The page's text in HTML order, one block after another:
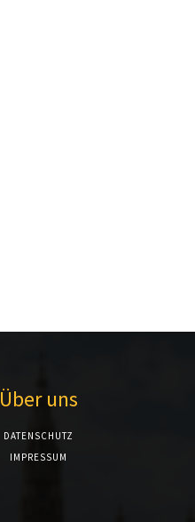
Über uns
DATENSCHUTZ
IMPRESSUM